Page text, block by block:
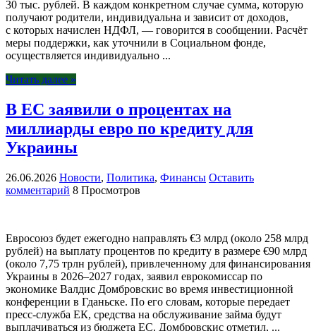
30 тыс. рублей. В каждом конкретном случае сумма, которую
получают родители, индивидуальна и зависит от доходов,
с которых начислен НДФЛ, — говорится в сообщении. Расчёт
меры поддержки, как уточнили в Социальном фонде,
осуществляется индивидуально ...
Читать далее »
В ЕС заявили о процентах на
миллиарды евро по кредиту для
Украины
26.06.2026 Новости, Политика, Финансы Оставить
комментарий 8 Просмотров
Евросоюз будет ежегодно направлять €3 млрд (около 258 млрд
рублей) на выплату процентов по кредиту в размере €90 млрд
(около 7,75 трлн рублей), привлеченному для финансирования
Украины в 2026–2027 годах, заявил еврокомиссар по
экономике Валдис Домбровскис во время инвестиционной
конференции в Гданьске. По его словам, которые передает
пресс-служба ЕК, средства на обслуживание займа будут
выплачиваться из бюджета ЕС. Домбровскис отметил, ...